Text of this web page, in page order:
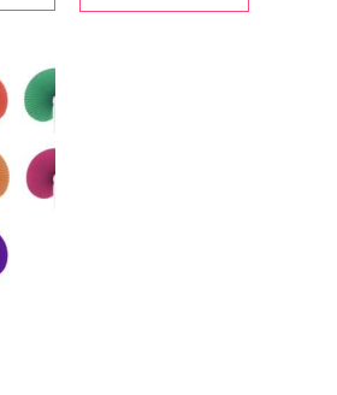
Este
múltiples
variantes.